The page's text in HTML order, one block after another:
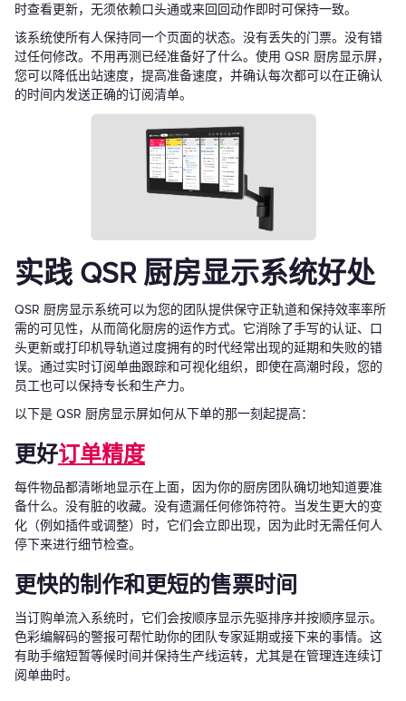
时查看更新，无须依赖口头通或来回回动作即时可保持一致。
该系统使所有人保持同一个页面的状态。没有丢失的门票。没有错
过任何修改。不用再测已经准备好了什么。使用 QSR 厨房显示屏，
您可以降低出站速度，提高准备速度，并确认每次都可以在正确认
的时间内发送正确的订阅清单。
实践 QSR 厨房显示系统好处
QSR 厨房显示系统可以为您的团队提供保守正轨道和保持效率率所
需的可见性，从而简化厨房的运作方式。它消除了手写的认证、口
头更新或打印机导轨道过度拥有的时代经常出现的延期和失败的错
误。通过实时订阅单曲跟踪和可视化组织，即使在高潮时段，您的
员工也可以保持专长和生产力。
以下是 QSR 厨房显示屏如何从下单的那一刻起提高：
更好订单精度
每件物品都清晰地显示在上面，因为你的厨房团队确切地知道要准
备什么。没有脏的收藏。没有遗漏任何修饰符符。当发生更大的变
化（例如插件或调整）时，它们会立即出现，因为此时无需任何人
停下来进行细节检查。
更快的制作和更短的售票时间
当订购单流入系统时，它们会按顺序显示先驱排序并按顺序显示。
色彩编解码的警报可帮忙助你的团队专家延期或接下来的事情。这
有助手缩短暂等候时间并保持生产线运转，尤其是在管理连连续订
阅单曲时。